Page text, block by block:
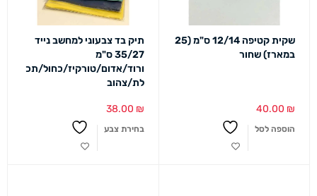
שקית קטיפה 12/14 ס"מ (25
במארז) שחור
40.00 ₪
הוספה לסל
תיק בד צבעוני למחשב נייד
35/27 ס"מ
ורוד/אדום/טורקיז/כחול/תכ
לת/צהוב
38.00 ₪
בחירת צבע